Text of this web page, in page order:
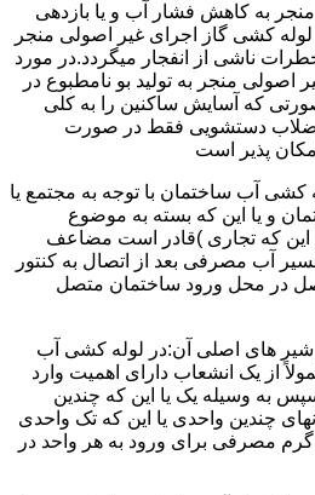
به کاهش فشار آب و یا بازدهی
کشی گاز اجرای غیر اصولی منجر
ناشی از انفجار میگردد.در مورد
منجر به تولید بو نامطبوع در
که آسایش ساکنین را به کلی
دستشویی فقط در صورت
پذیر است
کشی آب ساختمان با توجه به مجتمع یا
و یا این که بسته به موضوع
این که تجاری )قادر است مضاعف
آب مصرفی بعد از اتصال به کنتور
در محل ورود ساختمان متصل
های اصلی آن:در لوله کشی آب
از یک انشعاب دارای اهمیت وارد
به وسیله یک یا این که چندین
چندین واحدی یا این که تک واحدی
مصرفی برای ورود به هر واحد در